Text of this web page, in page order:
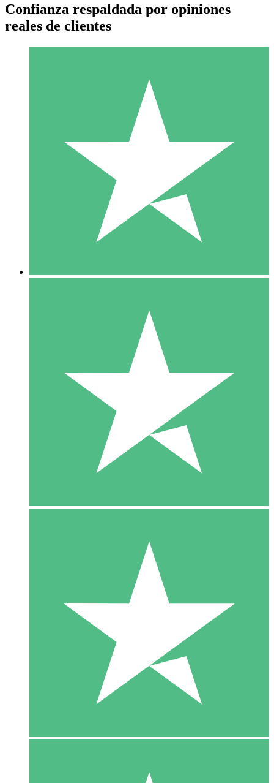
Paquetes de Créditos Individuales
Paga según el uso con créditos de descarga. Sin compromiso
10 00
10 Descargas
20 00
Confianza respaldada por opiniones
reales de clientes